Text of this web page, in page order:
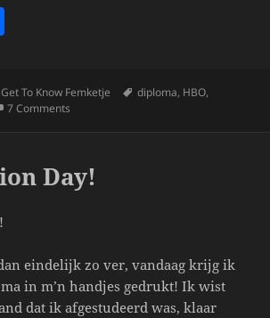
re
Categories
Get To Know Femketje Tags
diploma, HBO,
7 Comments
Day!
eindelijk zo ver, vandaag krijg ik
in m’n handjes gedrukt! Ik wist
dat ik afgestudeerd was, klaar